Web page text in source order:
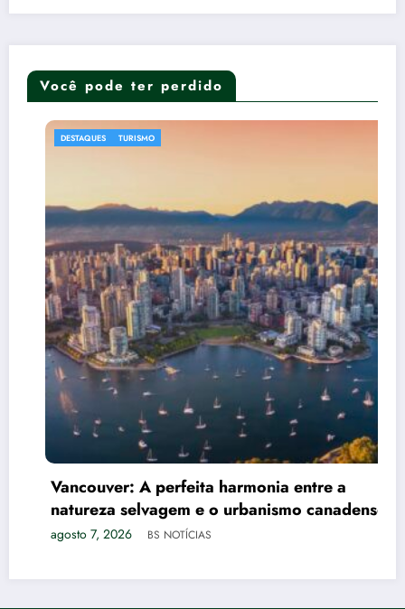
Você pode ter perdido
DESTAQUES TURISMO
Vancouver: A perfeita harmonia entre a
natureza selvagem e o urbanismo canadense
agosto 7, 2026 BS NOTÍCIAS